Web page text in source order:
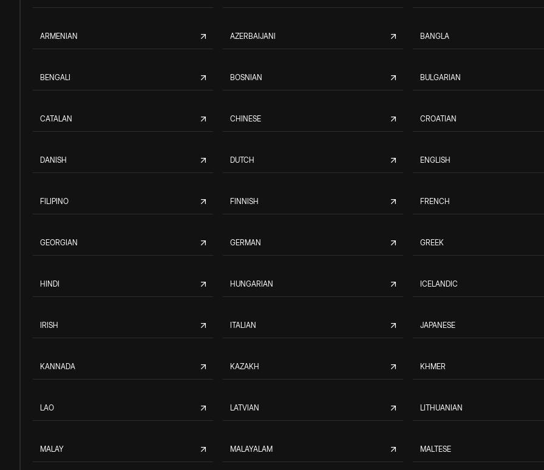
ARMENIAN AZERBAIJANI BANGLA
BENGALI BOSNIAN BULGARIAN
CATALAN CHINESE CROATIAN
DANISH DUTCH ENGLISH
FILIPINO FINNISH FRENCH
GEORGIAN GERMAN GREEK
HINDI HUNGARIAN ICELANDIC
IRISH ITALIAN JAPANESE
KANNADA KAZAKH KHMER
LAO LATVIAN LITHUANIAN
MALAY MALAYALAM MALTESE